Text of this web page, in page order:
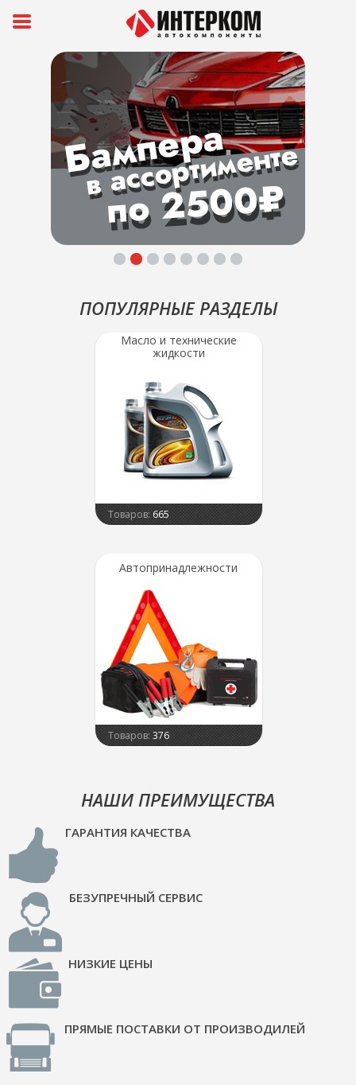
1 2 3 4 5 6 7 8
ПОПУЛЯРНЫЕ РАЗДЕЛЫ
Масло и технические
жидкости
Товаров: 665
Автопринадлежности
Товаров: 376
НАШИ ПРЕИМУЩЕСТВА
ГАРАНТИЯ КАЧЕСТВА
БЕЗУПРЕЧНЫЙ СЕРВИС
НИЗКИЕ ЦЕНЫ
ПРЯМЫЕ ПОСТАВКИ ОТ ПРОИЗВОДИЛЕЙ